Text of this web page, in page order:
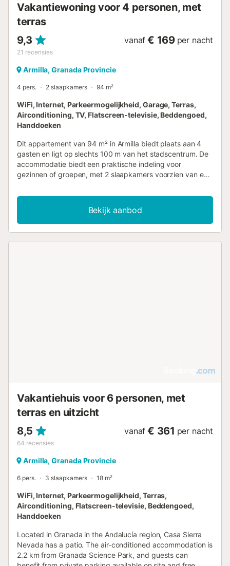
Vakantiewoning voor 4 personen, met
terras
9,3
21 recensies
vanaf € 169 per nacht
Armilla, Granada Provincie
4 pers. 2 slaapkamers 94 m²
WiFi, Internet, Parkeermogelijkheid, Garage, Terras,
Airconditioning, TV, Flatscreen-televisie, Beddengoed,
Handdoeken
Dit appartement van 94 m² in Armilla biedt plaats aan 4
gasten en ligt op slechts 100 m van het stadscentrum. De
accommodatie biedt een praktische indeling voor
gezinnen of groepen, met 2 slaapkamers voorzien van een
badkamers en een eigen ingang. Het interieur omvat een
volledig uitgeruste keuken met vaatwasser, oven,
magnetron en koffiezetapparaat, zodat u zelf maaltijden
kunt bereiden. De woonruimte is ingericht met een bank en
Bekijk aanbod
Vakantiehuis voor 6 personen, met
terras en uitzicht
8,5
64 recensies
vanaf € 361 per nacht
Armilla, Granada Provincie
6 pers. 3 slaapkamers 18 m²
WiFi, Internet, Parkeermogelijkheid, Terras,
Airconditioning, Flatscreen-televisie, Beddengoed,
Handdoeken
Located in Granada in the Andalucía region, Casa Sierra
Nevada has a patio. The air-conditioned accommodation is
2.2 km from Granada Science Park, and guests can